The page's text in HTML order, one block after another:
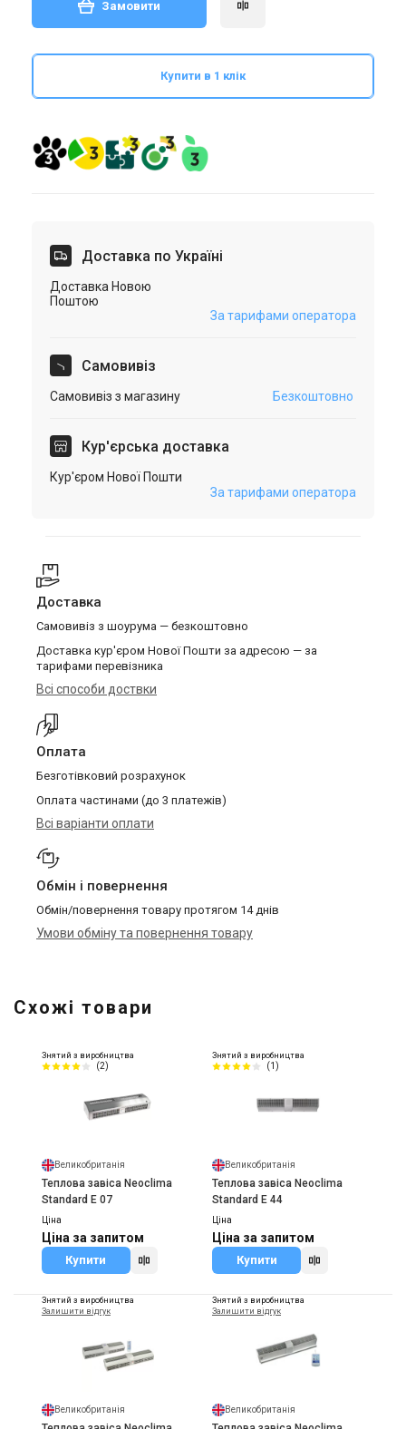
Замовити
Купити в 1 клік
Доставка по Україні
Доставка Новою
Поштою
За тарифами оператора
Самовивіз
Самовивіз з магазину Безкоштовно
Кур'єрська доставка
Кур'єром Нової Пошти
За тарифами оператора
Доставка
Самовивіз з шоурума — безкоштовно
Доставка кур'єром Нової Пошти за адресою — за
тарифами перевізника
Всі способи доствки
Оплата
Безготівковий розрахунок
Оплата частинами (до 3 платежів)
Всі варіанти оплати
Обмін і повернення
Обмін/повернення товару протягом 14 днів
Умови обміну та повернення товару
Схожі товари
Знятий з виробництва
(2)
Великобританія
Теплова завіса Neoclima
Standard E 07
Ціна
Ціна за запитом
Купити
Знятий з виробництва
(1)
Великобританія
Теплова завіса Neoclima
Standard E 44
Ціна
Ціна за запитом
Купити
Знятий з виробництва
Залишити відгук
Великобританія
Знятий з виробництва
Залишити відгук
Великобританія